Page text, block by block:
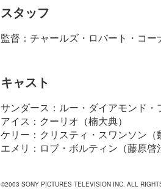
スタッフ
監督：チャールズ・ロバート・コー
キャスト
サンダース：ルー・ダイアモンド・
アイス：クーリオ（楠大典）
ケリー：クリスティ・スワンソン（
エメリ：ロブ・ボルティン（藤原啓
©2003 SONY PICTURES TELEVISION INC. ALL